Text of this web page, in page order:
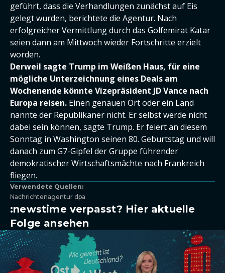
geführt, dass die Verhandlungen zunächst auf Eis
gelegt wurden, berichtete die Agentur. Nach
erfolgreicher Vermittlung durch das Golfemirat Katar
seien dann am Mittwoch wieder Fortschritte erzielt
worden.
Derweil sagte Trump im Weißen Haus, für eine
mögliche Unterzeichnung eines Deals am
Wochenende könnte Vizepräsident JD Vance nach
Europa reisen. Einen genauen Ort oder ein Land
nannte der Republikaner nicht. Er selbst werde nicht
dabei sein können, sagte Trump. Er feiert an diesem
Sonntag in Washington seinen 80. Geburtstag und will
danach zum G7-Gipfel der Gruppe führender
demokratischer Wirtschaftsmächte nach Frankreich
fliegen.
Verwendete Quellen:
Nachrichtenagentur dpa
:newstime verpasst? Hier aktuelle
Folge ansehen